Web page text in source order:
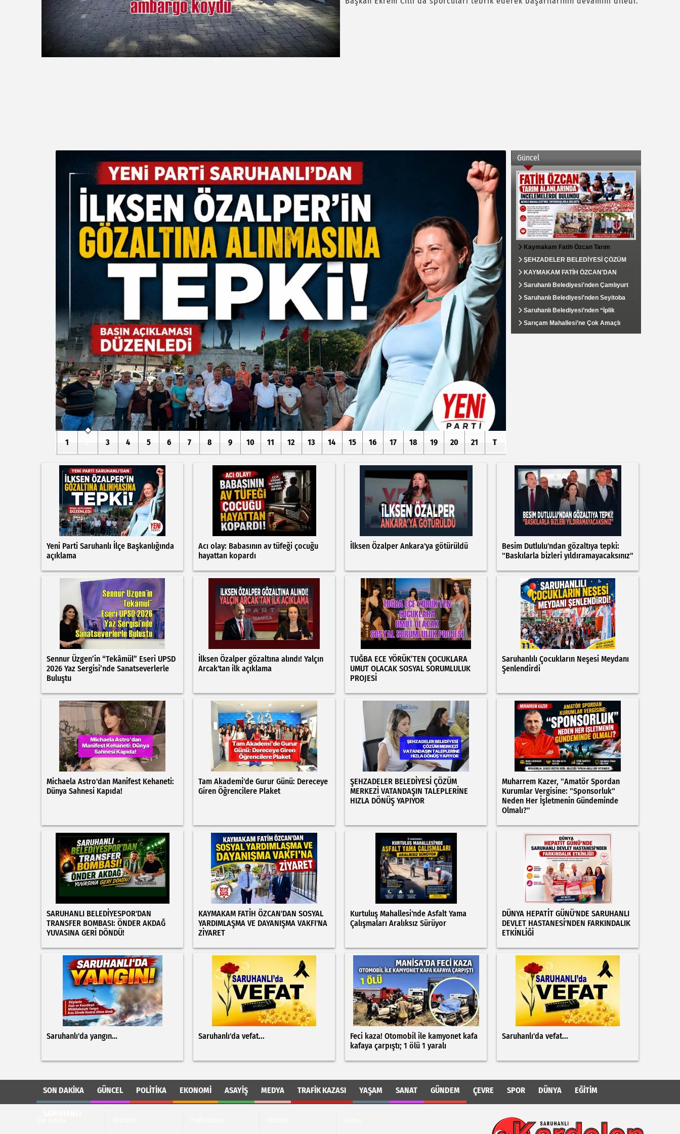
Yeni Parti Saruhanlı İlçe Başkanlığında
açıklama
Acı olay: Babasının av tüfeği çocuğu
hayattan kopardı
İlksen Özalper Ankara'ya götürüldü
Besim Dutlulu'ndan gözaltıya tepki:
"Baskılarla bizleri yıldıramayacaksınız"
Sennur Üzgen’in “Tekâmül” Eseri UPSD
2026 Yaz Sergisi’nde Sanatseverlerle
Buluştu
İlksen Özalper gözaltına alındı! Yalçın
Arcak'tan ilk açıklama
TUĞBA ECE YÖRÜK’TEN ÇOCUKLARA
UMUT OLACAK SOSYAL SORUMLULUK
PROJESİ
Saruhanlılı Çocukların Neşesi Meydanı
Şenlendirdi
Michaela Astro'dan Manifest Kehaneti:
Dünya Sahnesi Kapıda!
Tam Akademi'de Gurur Günü: Dereceye
Giren Öğrencilere Plaket
ŞEHZADELER BELEDİYESİ ÇÖZÜM
MERKEZİ VATANDAŞIN TALEPLERİNE
HIZLA DÖNÜŞ YAPIYOR
Muharrem Kazer, "Amatör Spordan
Kurumlar Vergisine: "Sponsorluk"
Neden Her İşletmenin Gündeminde
Olmalı?"
SARUHANLI BELEDİYESPOR'DAN
TRANSFER BOMBASI: ÖNDER AKDAĞ
YUVASINA GERİ DÖNDÜ!
KAYMAKAM FATİH ÖZCAN'DAN SOSYAL
YARDIMLAŞMA VE DAYANIŞMA VAKFI'NA
ZİYARET
Kurtuluş Mahallesi'nde Asfalt Yama
Çalışmaları Aralıksız Sürüyor
DÜNYA HEPATİT GÜNÜ'NDE SARUHANLI
DEVLET HASTANESİ'NDEN FARKINDALIK
ETKİNLİĞİ
Saruhanlı'da yangın… Saruhanlı'da vefat...
Feci kaza! Otomobil ile kamyonet kafa
kafaya çarpıştı; 1 ölü 1 yaralı
Saruhanlı'da vefat...
1 3 4 5 6 7 8 9 10 11 12 13 14 15 16 17 18 19 20 21 T
Güncel
Kaymakam Fatih Özcan Tarım
Alanlarında İncelemelerde Bulundu,
Develi Mahallesi’nde Vatandaşlarla
ŞEHZADELER BELEDİYESİ ÇÖZÜM
MERKEZİ VATANDAŞIN TALEPLERİNE
KAYMAKAM FATİH ÖZCAN'DAN
SOSYAL YARDIMLAŞMA VE
Saruhanlı Belediyesi'nden Çamlıyurt
Mahallesi'ne Kapsamlı Çevre
Saruhanlı Belediyesi'nden Seyitoba
Mahallesi'ne Tarımsal Su Desteği
Saruhanlı Belediyesi’nden “İplik
Yolu”nda Yoğun Mesai: Sıcak Asfalt
Sarıçam Mahallesi’ne Çok Amaçlı
Hizmet Binası Kazandırıldı
SON DAKIKA GÜNCEL POLITIKA EKONOMI ASAYIŞ MEDYA TRAFIK KAZASI YAŞAM SANAT GÜNDEM ÇEVRE SPOR DÜNYA EĞITIM